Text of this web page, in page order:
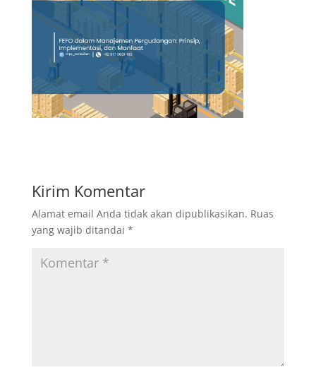
Kirim Komentar
Alamat email Anda tidak akan dipublikasikan. Ruas
yang wajib ditandai *